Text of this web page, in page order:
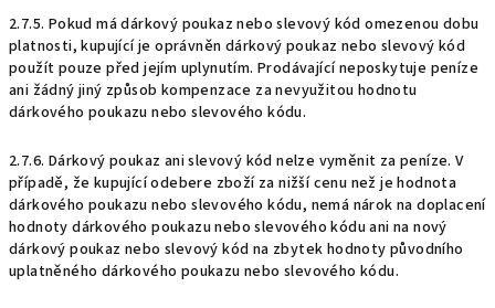
2.7.5. Pokud má dárkový poukaz nebo slevový kód omezenou dobu
platnosti, kupující je oprávněn dárkový poukaz nebo slevový kód
použít pouze před jejím uplynutím. Prodávající neposkytuje peníze
ani žádný jiný způsob kompenzace za nevyužitou hodnotu
dárkového poukazu nebo slevového kódu.
2.7.6. Dárkový poukaz ani slevový kód nelze vyměnit za peníze. V
případě, že kupující odebere zboží za nižší cenu než je hodnota
dárkového poukazu nebo slevového kódu, nemá nárok na doplacení
hodnoty dárkového poukazu nebo slevového kódu ani na nový
dárkový poukaz nebo slevový kód na zbytek hodnoty původního
uplatněného dárkového poukazu nebo slevového kódu.